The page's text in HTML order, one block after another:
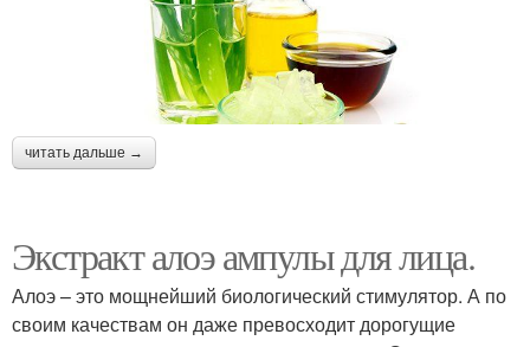
читать дальше →
Экстракт алоэ ампулы для лица.
Алоэ – это мощнейший биологический стимулятор. А по
своим качествам он даже превосходит дорогущие